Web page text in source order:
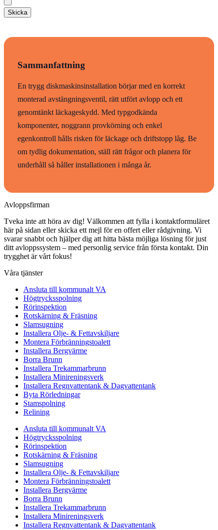
Skicka
Sammanfattning
En trygg diskmaskinsinstallation börjar med en korrekt
monterad avstängningsventil, rätt utfört avlopp och ett
genomtänkt läckageskydd. Med typgodkända
komponenter, noggrann provkörning och enkel
egenkontroll hålls risken för läckage och driftstopp låg. Be
om tydlig dokumentation, ställ rätt frågor och planera för
underhåll så håller installationen i många år.
Avloppsfirman
Tveka inte att höra av dig! Välkommen att fylla i kontaktformuläret
här på sidan eller skicka ett mejl för en offert eller rådgivning. Vi
svarar snabbt och hjälper dig att hitta bästa möjliga lösning för just
ditt avloppssystem – med personlig service från första kontakt. Din
trygghet är vårt fokus!
Våra tjänster
Ansluta till kommunalt VA
Högtrycksspolning
Rörinspektion
Rotskärning & Fräsning
Slamsugning
Installera Olje- & Fettavskiljare
Montera Förbränningstoalett
Installera Bergvärme
Borra Brunn
Installera Trekammarbrunn
Installera Minireningsverk
Installera Regnvattentank & Dagvattentank
Byta Rörledningar
Stamspolning
Relining
Ansluta till kommunalt VA
Högtrycksspolning
Rörinspektion
Rotskärning & Fräsning
Slamsugning
Installera Olje- & Fettavskiljare
Montera Förbränningstoalett
Installera Bergvärme
Borra Brunn
Installera Trekammarbrunn
Installera Minireningsverk
Installera Regnvattentank & Dagvattentank